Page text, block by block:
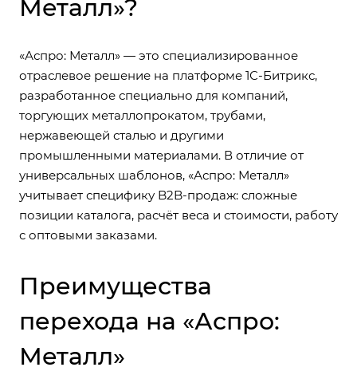
Металл»?
«Аспро: Металл» — это специализированное
отраслевое решение на платформе 1С-Битрикс,
разработанное специально для компаний,
торгующих металлопрокатом, трубами,
нержавеющей сталью и другими
промышленными материалами. В отличие от
универсальных шаблонов, «Аспро: Металл»
учитывает специфику B2B-продаж: сложные
позиции каталога, расчёт веса и стоимости, работу
с оптовыми заказами.
Преимущества
перехода на «Аспро:
Металл»